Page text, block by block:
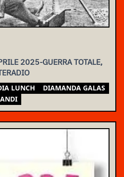
2025-GUERRA TOTALE,
LUNCH
DIAMANDA GALAS